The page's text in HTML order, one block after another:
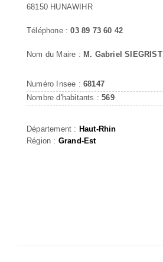
68150 HUNAWIHR
Téléphone :03 89 73 60 42
Nom du Maire : M. Gabriel SIEGRIST
Numéro Insee : 68147
Nombre d'habitants :569
Département : Haut-Rhin
Région : Grand-Est